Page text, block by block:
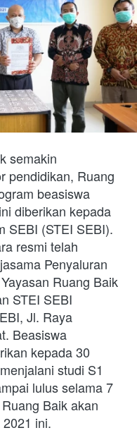
semakin
pendidikan, Ruang
beasiswa
diberikan kepada
SEBI (STEI SEBI).
resmi telah
Penyaluran
Ruang Baik
STEI SEBI
Jl. Raya
Beasiswa
kepada 30
studi S1
lulus selama 7
Baik akan
ini.